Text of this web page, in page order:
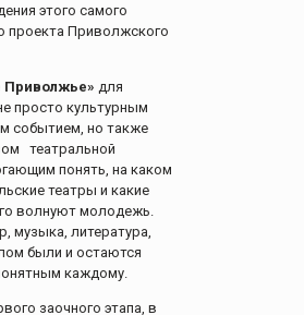
этого самого
проекта Приволжского
Приволжье» для
просто культурным
событием, но также
театральной
понять, на каком
театры и какие
волнуют молодежь.
музыка, литература,
были и остаются
каждому.
заочного этапа, в